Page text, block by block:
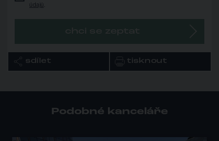
údajů
sdílet tisknout
Podobné kanceláře